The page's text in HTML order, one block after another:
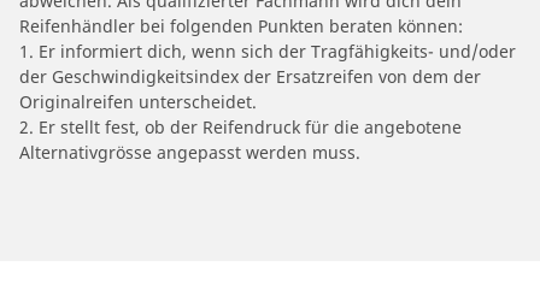
Reifenhändler bei folgenden Punkten beraten können:
1. Er informiert dich, wenn sich der Tragfähigkeits- und/oder
der Geschwindigkeitsindex der Ersatzreifen von dem der
Originalreifen unterscheidet.
2. Er stellt fest, ob der Reifendruck für die angebotene
Alternativgrösse angepasst werden muss.